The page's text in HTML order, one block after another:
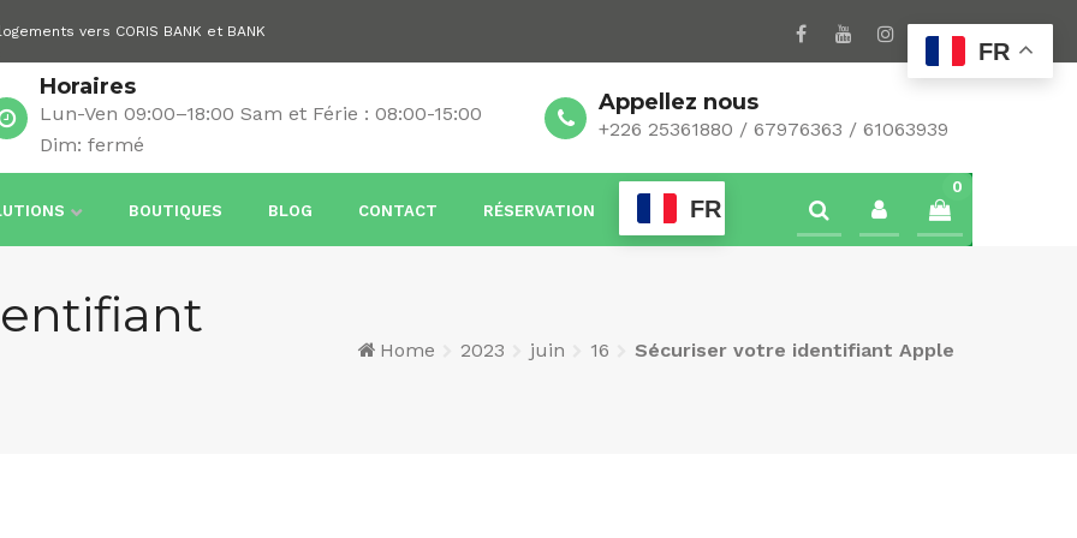
vers CORIS BANK et BANK
Horaires
Lun-Ven 09:00–18:00 Sam et Férie : 08:00-15:00
Dim: fermé
Appellez nous
+226 25361880 / 67976363 / 61063939
BOUTIQUES BLOG CONTACT RÉSERVATION FR
0
Home 2023 juin 16 Sécuriser votre identifiant Apple
FR